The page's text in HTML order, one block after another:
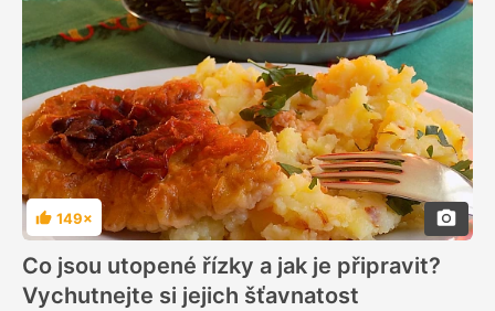
Hodnocení
149×
Co jsou utopené řízky a jak je připravit?
Vychutnejte si jejich šťavnatost